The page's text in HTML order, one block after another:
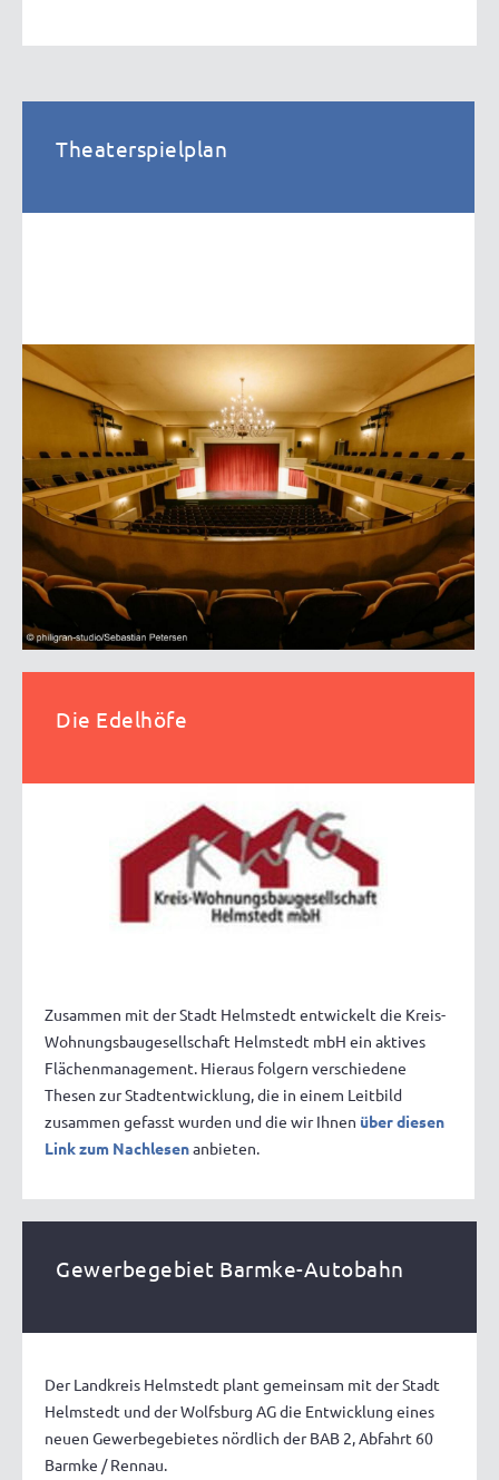
Theaterspielplan
Die Edelhöfe
Zusammen mit der Stadt Helmstedt entwickelt die Kreis-
Wohnungsbaugesellschaft Helmstedt mbH ein aktives
Flächenmanagement. Hieraus folgern verschiedene
Thesen zur Stadtentwicklung, die in einem Leitbild
zusammen gefasst wurden und die wir Ihnen über diesen
Link zum Nachlesenanbieten.
Gewerbegebiet Barmke-Autobahn
Der Landkreis Helmstedt plant gemeinsam mit der Stadt
Helmstedt und der Wolfsburg AG die Entwicklung eines
neuen Gewerbegebietes nördlich der BAB 2, Abfahrt 60
Barmke / Rennau.